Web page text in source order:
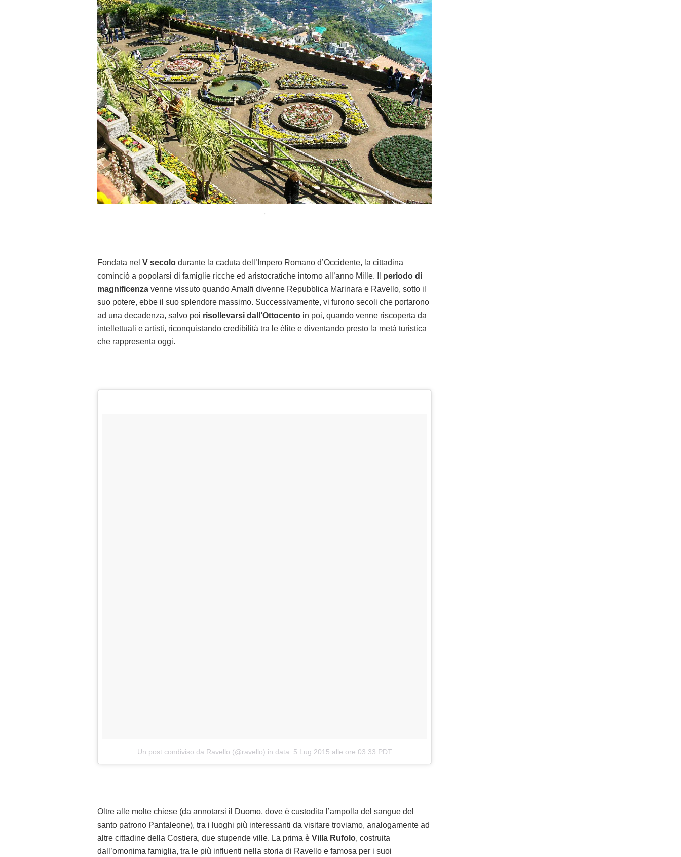
.
Fondata nel V secolo durante la caduta dell’Impero Romano d’Occidente, la cittadina
cominciò a popolarsi di famiglie ricche ed aristocratiche intorno all’anno Mille. Il periodo di
magnificenza venne vissuto quando Amalfi divenne Repubblica Marinara e Ravello, sotto il
suo potere, ebbe il suo splendore massimo. Successivamente, vi furono secoli che portarono
ad una decadenza, salvo poi risollevarsi dall’Ottocento in poi, quando venne riscoperta da
intellettuali e artisti, riconquistando credibilità tra le élite e diventando presto la metà turistica
che rappresenta oggi.
Un post condiviso da Ravello (@ravello) in data: 5 Lug 2015 alle ore 03:33 PDT
Oltre alle molte chiese (da annotarsi il Duomo, dove è custodita l’ampolla del sangue del
santo patrono Pantaleone), tra i luoghi più interessanti da visitare troviamo, analogamente ad
altre cittadine della Costiera, due stupende ville. La prima è Villa Rufolo, costruita
dall’omonima famiglia, tra le più influenti nella storia di Ravello e famosa per i suoi